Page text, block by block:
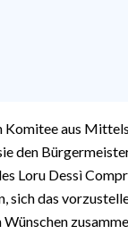
Komitee aus
den
Loru Dessì
sich das